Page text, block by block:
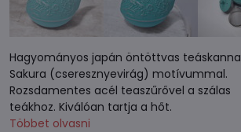
Hagyományos japán öntöttvas teáskanna
Sakura (cseresznyevirág) motívummal.
Rozsdamentes acél teaszűrővel a szálas
teákhoz. Kiválóan tartja a hőt.
Többet olvasni